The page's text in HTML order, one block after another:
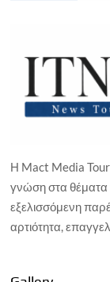
Η Mact Media
γνώση στα θέματα
εξελισσόμενη
αρτιότητα,